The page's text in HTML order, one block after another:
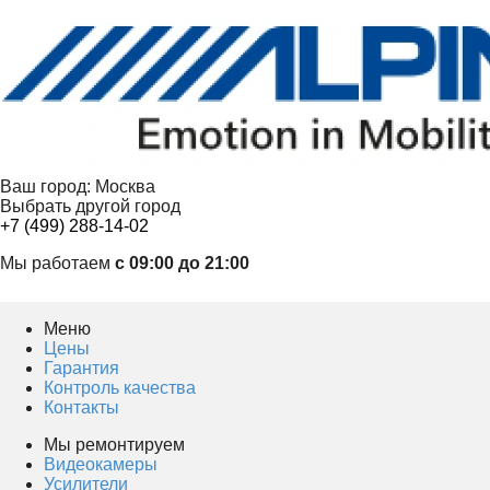
Ваш город: Москва
Выбрать другой город
+7 (499) 288-14-02
Мы работаем с 09:00 до 21:00
Меню
Цены
Гарантия
Контроль качества
Контакты
Мы ремонтируем
Видеокамеры
Усилители